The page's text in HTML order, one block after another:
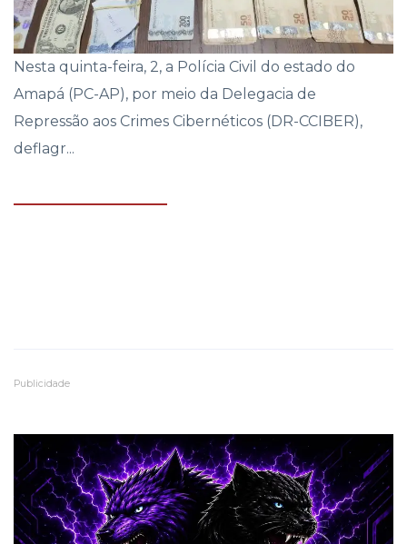
Nesta quinta-feira, 2, a Polícia Civil do estado do
Amapá (PC-AP), por meio da Delegacia de
Repressão aos Crimes Cibernéticos (DR-CCIBER),
deflagr...
Publicidade